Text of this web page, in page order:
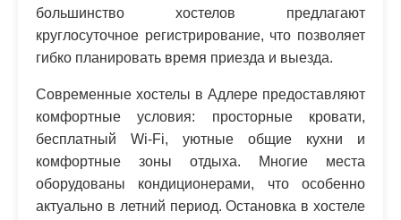
большинство хостелов предлагают
круглосуточное регистрирование, что позволяет
гибко планировать время приезда и выезда.
Современные хостелы в Адлере предоставляют
комфортные условия: просторные кровати,
бесплатный Wi-Fi, уютные общие кухни и
комфортные зоны отдыха. Многие места
оборудованы кондиционерами, что особенно
актуально в летний период. Остановка в хостеле